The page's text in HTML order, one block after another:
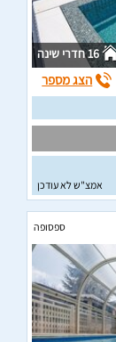
16 חדרי שינה
הצג מספר
אמצ"ש לא עודכן
ספסופה